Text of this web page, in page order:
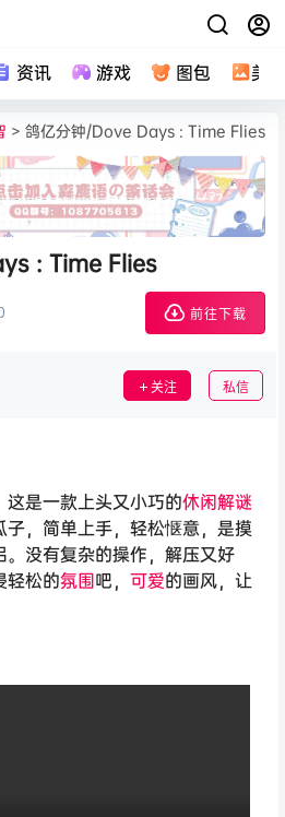
资讯 游戏 图包 美
> 鸽亿分钟/Dove Days : Time Flies
: Time Flies
前往下载
关注 私信
是一款上头又小巧的休闲解谜
，简单上手，轻松惬意，是摸
没有复杂的操作，解压又好
轻松的氛围吧， 可爱的画风，让